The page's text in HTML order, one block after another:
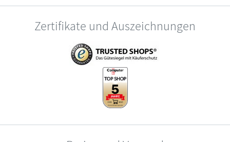
Zertifikate und Auszeichnungen